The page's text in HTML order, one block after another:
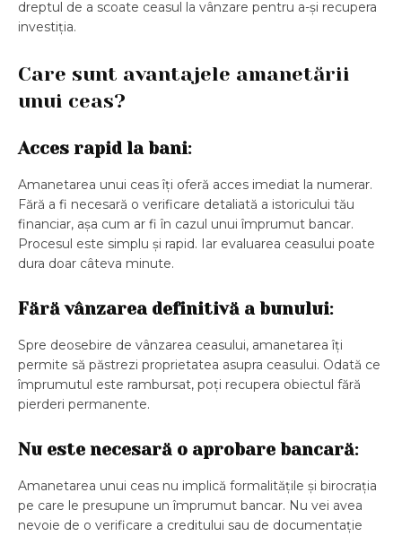
dreptul de a scoate ceasul la vânzare pentru a-și recupera
investiția.
Care sunt avantajele amanetării
unui ceas?
Acces rapid la bani:
Amanetarea unui ceas îți oferă acces imediat la numerar.
Fără a fi necesară o verificare detaliată a istoricului tău
financiar, așa cum ar fi în cazul unui împrumut bancar.
Procesul este simplu și rapid. Iar evaluarea ceasului poate
dura doar câteva minute.
Fără vânzarea definitivă a bunului:
Spre deosebire de vânzarea ceasului, amanetarea îți
permite să păstrezi proprietatea asupra ceasului. Odată ce
împrumutul este rambursat, poți recupera obiectul fără
pierderi permanente.
Nu este necesară o aprobare bancară:
Amanetarea unui ceas nu implică formalitățile și birocrația
pe care le presupune un împrumut bancar. Nu vei avea
nevoie de o verificare a creditului sau de documentație